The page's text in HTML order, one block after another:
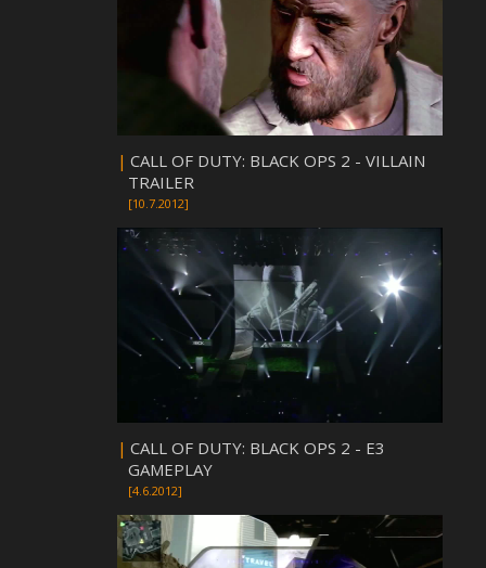
| CALL OF DUTY: BLACK OPS 2 - VILLAIN
TRAILER
[10.7.2012]
| CALL OF DUTY: BLACK OPS 2 - E3
GAMEPLAY
[4.6.2012]